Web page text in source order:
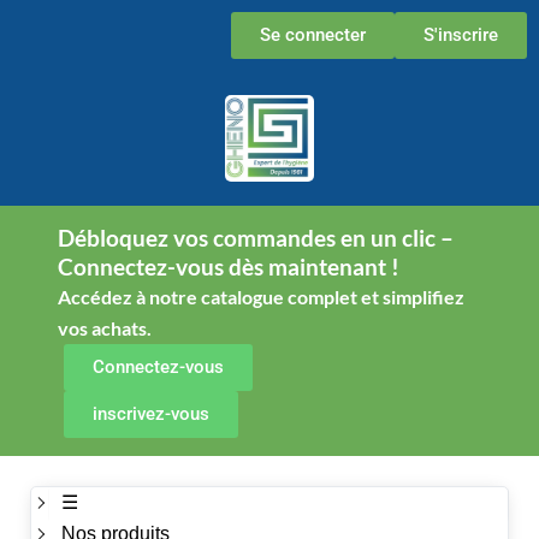
S'inscrire
Se connecter
Débloquez vos commandes en un clic –
Connectez-vous dès maintenant !
Accédez à notre catalogue complet et simplifiez
vos achats.
Connectez-vous
inscrivez-vous
☰
Nos produits